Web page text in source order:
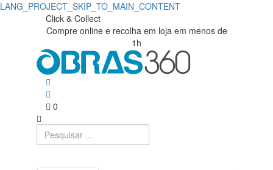
LANG_PROJECT_SKIP_TO_MAIN_CONTENT
Click & Collect
Compre online e recolha em loja em menos de
1h
0